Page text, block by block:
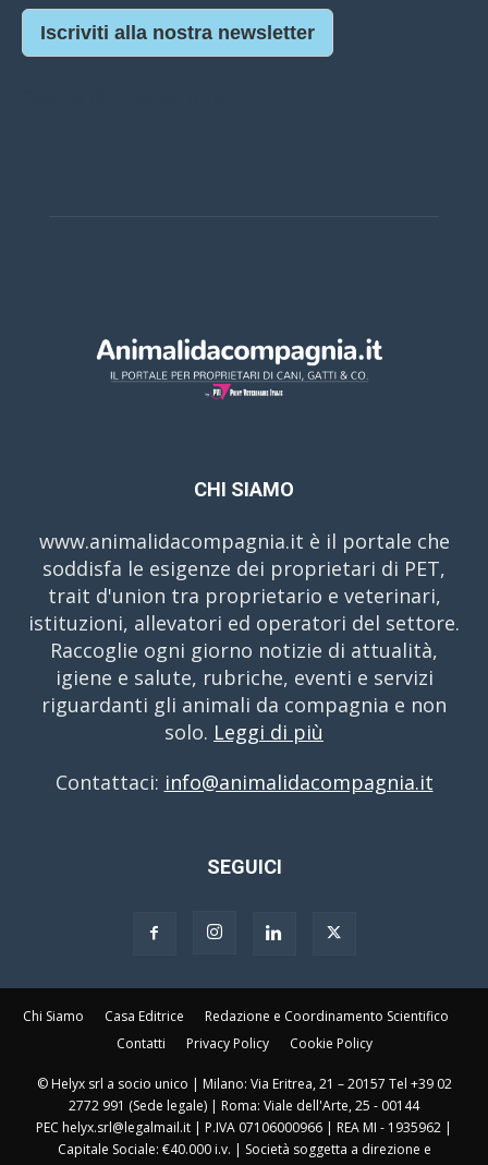
Iscriviti alla nostra newsletter
CHI SIAMO
www.animalidacompagnia.it è il portale che
soddisfa le esigenze dei proprietari di PET,
trait d'union tra proprietario e veterinari,
istituzioni, allevatori ed operatori del settore.
Raccoglie ogni giorno notizie di attualità,
igiene e salute, rubriche, eventi e servizi
riguardanti gli animali da compagnia e non
solo. Leggi di più
Contattaci: info@animalidacompagnia.it
SEGUICI
Chi Siamo Casa Editrice
Redazione e Coordinamento Scientifico
Contatti
Privacy Policy Cookie Policy
© Helyx srl a socio unico | Milano: Via Eritrea, 21 – 20157 Tel +39 02
2772 991 (Sede legale) | Roma: Viale dell'Arte, 25 - 00144
PEC helyx.srl@legalmail.it | P.IVA 07106000966 | REA MI - 1935962 |
Capitale Sociale: €40.000 i.v. | Società soggetta a direzione e